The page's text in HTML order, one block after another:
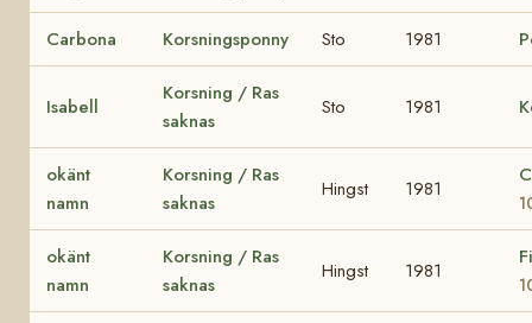
Carbona Korsningsponny Sto 1981
Isabell
Korsning / Ras
saknas
Sto 1981
okänt
namn
Korsning / Ras
saknas
Hingst 1981
okänt
namn
Korsning / Ras
saknas
Hingst 1981